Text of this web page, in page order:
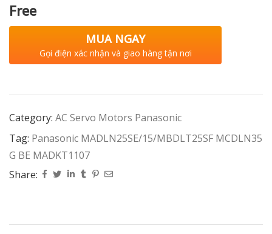
Free
MUA NGAY
Gọi điện xác nhận và giao hàng tận nơi
Category: AC Servo Motors Panasonic
Tag: Panasonic MADLN25SE/15/MBDLT25SF MCDLN35
G BE MADKT1107
Share: